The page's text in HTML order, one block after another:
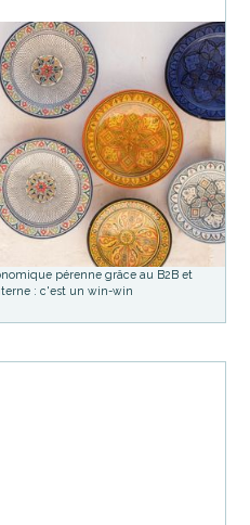
CE DEAL ?
pérenne grâce au B2B et
: c'est un win-win